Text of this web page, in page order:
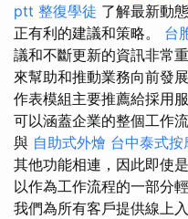
ptt 整復學徒 了解最新動
正有利的建議和策略。 台
議和不斷更新的資訊非常
來幫助和推動業務向前發
作表模組主要推薦給採用
可以涵蓋企業的整個工作
與 自助式外燴 台中泰式按
其他功能相連，因此即使
以作為工作流程的一部分
我們為所有客戶提供線上